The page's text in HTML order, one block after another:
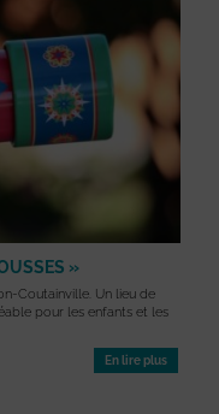
»
Coutainville. Un lieu de
pour les enfants et les
En lire plus